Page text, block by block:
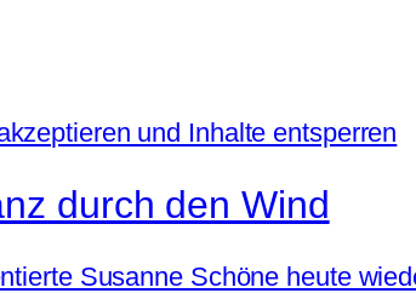
und Inhalte entsperren
durch den Wind
Susanne Schöne heute